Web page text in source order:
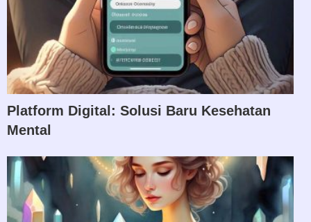
Platform Digital: Solusi Baru Kesehatan
Mental